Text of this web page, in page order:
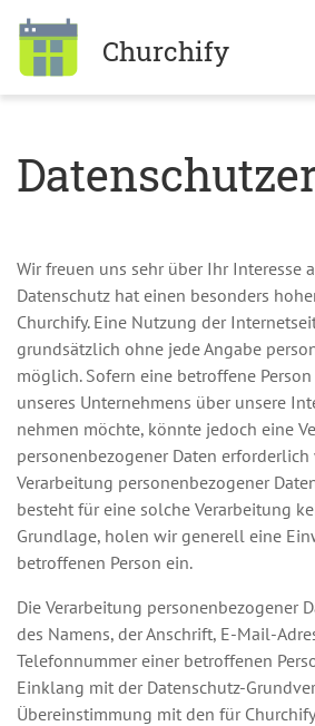
Churchify
Wir freuen uns sehr über Ihr Interesse
Datenschutz hat einen besonders
Churchify. Eine Nutzung der
grundsätzlich ohne jede Angabe
möglich. Sofern eine betroffene
unseres Unternehmens über unsere
nehmen möchte, könnte jedoch eine
personenbezogener Daten
Verarbeitung personenbezogener
besteht für eine solche Verarbeitung
Grundlage, holen wir generell eine
betroffenen Person ein.
Die Verarbeitung personenbezogener
des Namens, der Anschrift, E-Mail-
Telefonnummer einer betroffenen
Einklang mit der Datenschutz-
Übereinstimmung mit den für